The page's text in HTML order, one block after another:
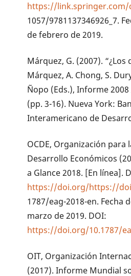
https://link.springer.com/
1057/9781137346926_7.
de febrero de 2019.
Márquez, G. (2007). “¿Los
Márquez, A. Chong, S.
Ñopo (Eds.), Informe 2008
(pp. 3-16). Nueva York:
Interamericano de
OCDE, Organización para
Desarrollo Económicos
a Glance 2018. [En línea].
https://doi.org/https://
1787/eag-2018-en. Fecha
marzo de 2019. DOI:
https://doi.org/10.1787/
OIT, Organización
(2017). Informe Mundial